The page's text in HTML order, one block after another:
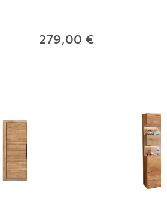
279,00 €